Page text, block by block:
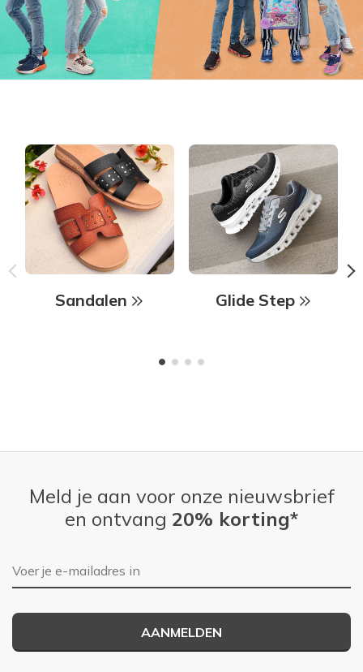
Sandalen Glide Step
Meld je aan voor onze nieuwsbrief
en ontvang 20% korting*
E-mailadres
AANMELDEN